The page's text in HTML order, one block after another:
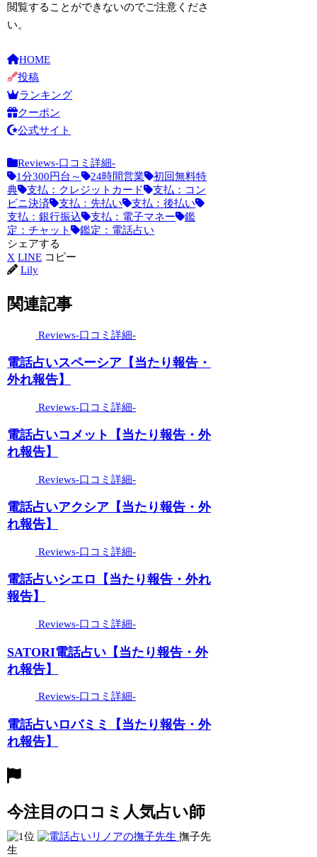
閲覧することができないのでご注意くださ
い。
HOME
投稿
ランキング
クーポン
公式サイト
Reviews-口コミ詳細-
1分300円台～
24時間営業
初回無料特
典
支払：クレジットカード
支払：コン
ビニ決済
支払：先払い
支払：後払い
支払：銀行振込
支払：電子マネー
鑑
定：チャット
鑑定：電話占い
シェアする
X LINE コピー
Lily
関連記事
Reviews-口コミ詳細-
電話占いスペーシア【当たり報告・
外れ報告】
Reviews-口コミ詳細-
電話占いコメット【当たり報告・外
れ報告】
Reviews-口コミ詳細-
電話占いアクシア【当たり報告・外
れ報告】
Reviews-口コミ詳細-
電話占いシエロ【当たり報告・外れ
報告】
Reviews-口コミ詳細-
SATORI電話占い【当たり報告・外
れ報告】
Reviews-口コミ詳細-
電話占いロバミミ【当たり報告・外
れ報告】
今注目の口コミ人気占い師
撫子先
生